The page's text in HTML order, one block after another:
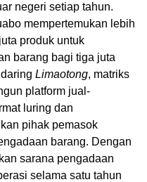
negeri setiap tahun.
mempertemukan lebih
produk untuk
barang bagi tiga juta
Limaotong, matriks
platform jual-
luring dan
pihak pemasok
barang. Dengan
sarana pengadaan
selama satu tahun